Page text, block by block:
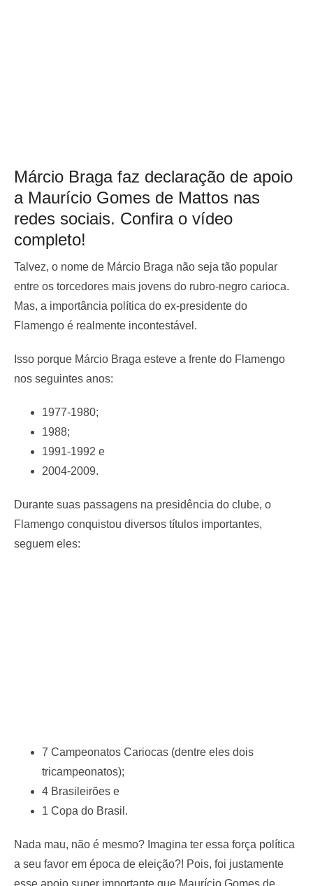
Márcio Braga faz declaração de apoio
a Maurício Gomes de Mattos nas
redes sociais. Confira o vídeo
completo!
Talvez, o nome de Márcio Braga não seja tão popular
entre os torcedores mais jovens do rubro-negro carioca.
Mas, a importância política do ex-presidente do
Flamengo é realmente incontestável.
Isso porque Márcio Braga esteve a frente do Flamengo
nos seguintes anos:
1977-1980;
1988;
1991-1992 e
2004-2009.
Durante suas passagens na presidência do clube, o
Flamengo conquistou diversos títulos importantes,
seguem eles:
7 Campeonatos Cariocas (dentre eles dois
tricampeonatos);
4 Brasileirões e
1 Copa do Brasil.
Nada mau, não é mesmo? Imagina ter essa força política
a seu favor em época de eleição?! Pois, foi justamente